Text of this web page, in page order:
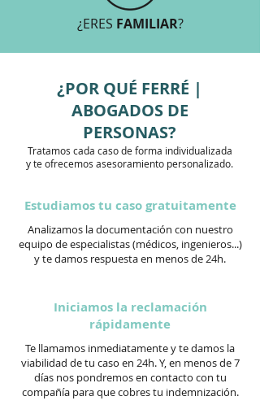
¿ERES FAMILIAR?
¿POR QUÉ FERRÉ |
ABOGADOS DE
PERSONAS?
Tratamos cada caso de forma individualizada
y te ofrecemos asesoramiento personalizado.
Estudiamos tu caso gratuitamente
Analizamos la documentación con nuestro
equipo de especialistas (médicos, ingenieros...)
y te damos respuesta en menos de 24h.
Iniciamos la reclamación
rápidamente
Te llamamos inmediatamente y te damos la
viabilidad de tu caso en 24h. Y, en menos de 7
días nos pondremos en contacto con tu
compañía para que cobres tu indemnización.